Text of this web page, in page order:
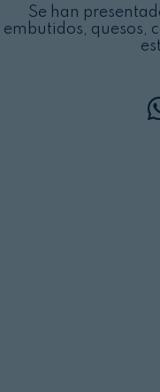
Se han
embutidos, quesos,